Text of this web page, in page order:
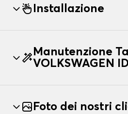
Installazione
Manutenzione
VOLKSWAGEN
Foto dei nostri